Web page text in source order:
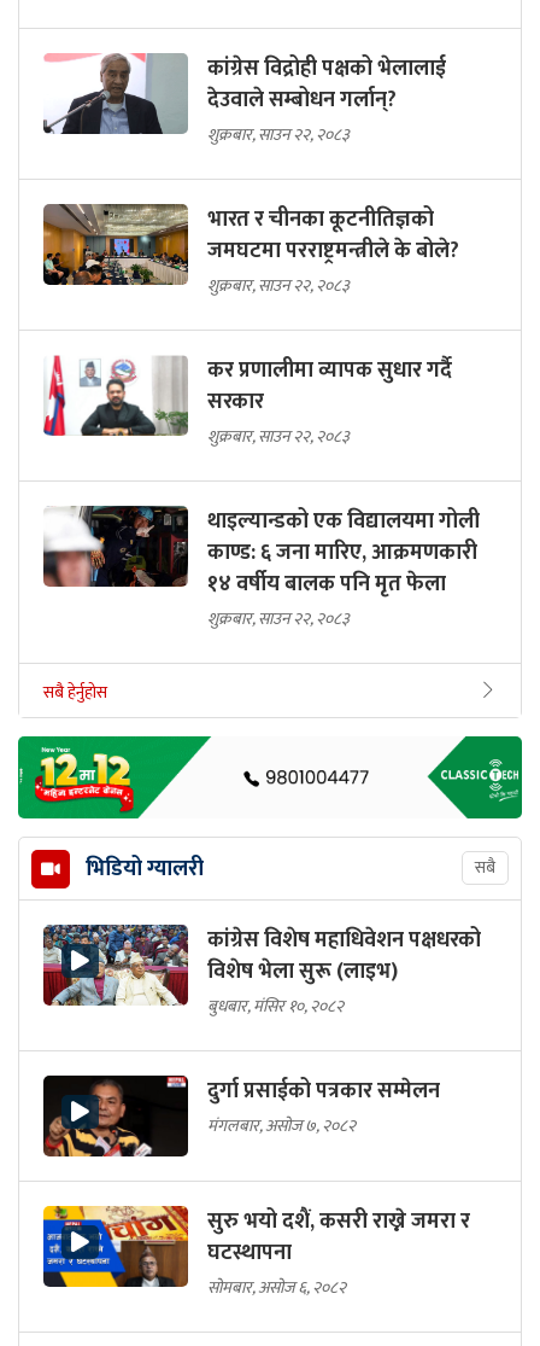
कांग्रेस विद्रोही पक्षको भेलालाई
देउवाले सम्बोधन गर्लान्?
शुक्रबार, साउन २२, २०८३
भारत र चीनका कूटनीतिज्ञको
जमघटमा परराष्ट्रमन्त्रीले के बोले?
शुक्रबार, साउन २२, २०८३
कर प्रणालीमा व्यापक सुधार गर्दै
सरकार
शुक्रबार, साउन २२, २०८३
थाइल्यान्डको एक विद्यालयमा गोली
काण्ड: ६ जना मारिए, आक्रमणकारी
१४ वर्षीय बालक पनि मृत फेला
शुक्रबार, साउन २२, २०८३
सबै हेर्नुहोस
भिडियो ग्यालरी सबै
कांग्रेस विशेष महाधिवेशन पक्षधरको
विशेष भेला सुरू (लाइभ)
बुधबार, मंसिर १०, २०८२
दुर्गा प्रसाईको पत्रकार सम्मेलन
मंगलबार, असोज ७, २०८२
सुरु भयो दशैं, कसरी राख्ने जमरा र
घटस्थापना
सोमबार, असोज ६, २०८२